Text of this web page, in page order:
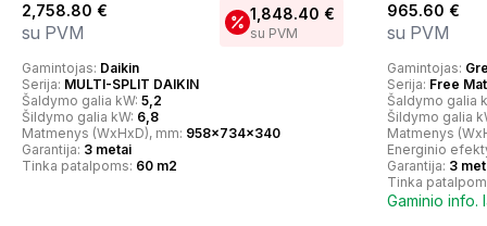
2,758.80 €
su PVM
1,848.40 €
su PVM
Gamintojas: Daikin
Serija: MULTI-SPLIT DAIKIN
Šaldymo galia kW: 5,2
Šildymo galia kW: 6,8
Matmenys (WxHxD), mm: 958x734x340
Garantija: 3 metai
Tinka patalpoms: 60 m2
965.60 €
su PVM
Gamintojas:
Serija: Free
Šaldymo galia
Šildymo galia
Matmenys
Energinio
Garantija: 3
Tinka
Gaminio info.